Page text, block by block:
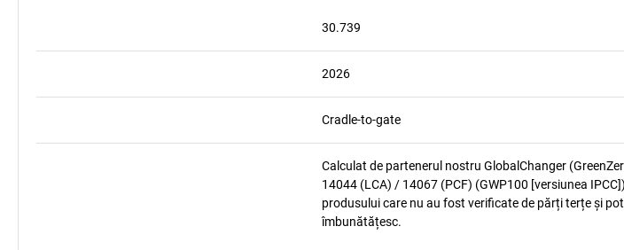
30.739
2026
Cradle-to-gate
Calculat de partenerul nostru GlobalChanger
14044 (LCA) / 14067 (PCF) (GWP100 [versiunea
produsului care nu au fost verificate de părți terțe și
îmbunătățesc.